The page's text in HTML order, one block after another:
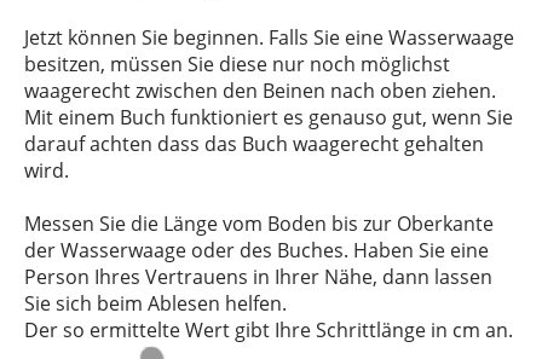
Jetzt können Sie beginnen. Falls Sie eine Wasserwaage
besitzen, müssen Sie diese nur noch möglichst
waagerecht zwischen den Beinen nach oben ziehen.
Mit einem Buch funktioniert es genauso gut, wenn Sie
darauf achten dass das Buch waagerecht gehalten
wird.
Messen Sie die Länge vom Boden bis zur Oberkante
der Wasserwaage oder des Buches. Haben Sie eine
Person Ihres Vertrauens in Ihrer Nähe, dann lassen
Sie sich beim Ablesen helfen.
Der so ermittelte Wert gibt Ihre Schrittlänge in cm an.